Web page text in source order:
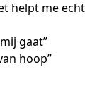
helpt me echt
gaat”
hoop”